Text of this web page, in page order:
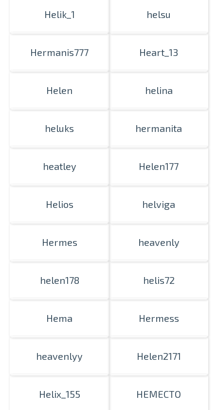
Helik_1 helsu
Hermanis777 Heart_13
Helen helina
heluks hermanita
heatley Helen177
Helios helviga
Hermes heavenly
helen178 helis72
Hema Hermess
heavenlyy Helen2171
Helix_155 HEMECTO